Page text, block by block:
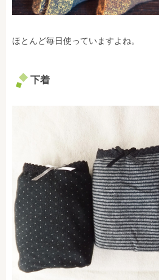
ほとんど毎日使っていますよね。
下着